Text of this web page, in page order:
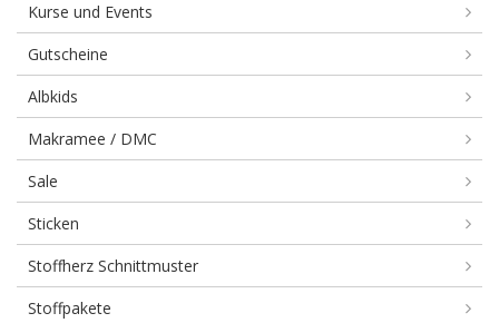
Kurse und Events
Gutscheine
Albkids
Makramee / DMC
Sale
Sticken
Stoffherz Schnittmuster
Stoffpakete